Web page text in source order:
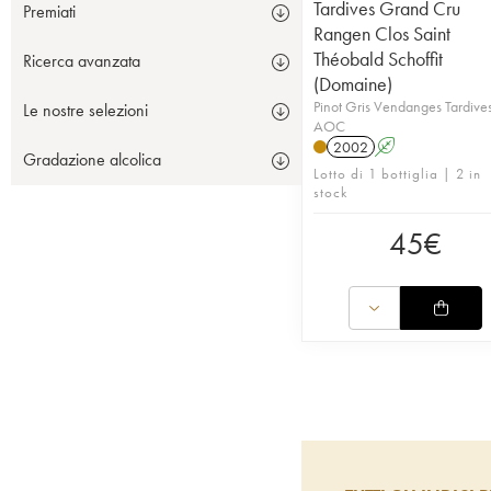
Premiati
Ricerca avanzata
Le nostre selezioni
Gradazione alcolica
Tardives Grand Cru
Rangen Clos Saint
Théobald Schoffit
(Domaine)
Pinot Gris Vendanges
AOC
2002 A
Lotto di 1 bottiglia | 2 in
stock
45€